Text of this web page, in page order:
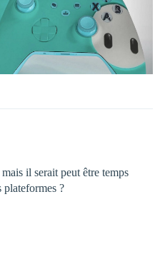
il serait peut être temps
plateformes ?